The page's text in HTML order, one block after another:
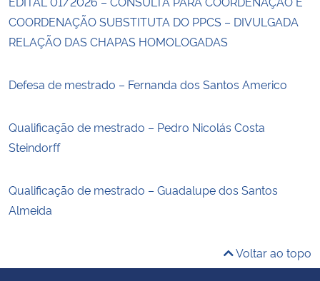
COORDENAÇÃO SUBSTITUTA DO PPCS – DIVULGADA
RELAÇÃO DAS CHAPAS HOMOLOGADAS
Defesa de mestrado – Fernanda dos Santos Americo
Qualificação de mestrado – Pedro Nicolás Costa
Steindorff
Qualificação de mestrado – Guadalupe dos Santos
Almeida
Voltar ao topo